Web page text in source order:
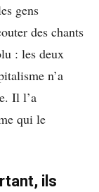
gens
des chants
: les deux
n’a
Il l’a
qui le
ils